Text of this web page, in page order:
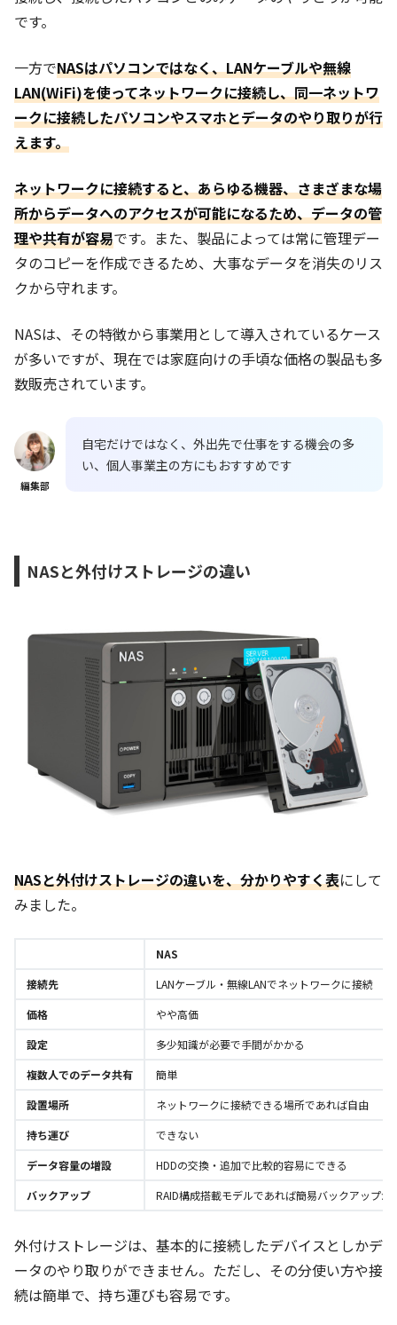
です。
一方でNASはパソコンではなく、LANケーブルや無線
LAN(WiFi)を使ってネットワークに接続し、同一ネットワ
ークに接続したパソコンやスマホとデータのやり取りが行
えます。
ネットワークに接続すると、あらゆる機器、さまざまな場
所からデータへのアクセスが可能になるため、データの管
理や共有が容易です。また、製品によっては常に管理デー
タのコピーを作成できるため、大事なデータを消失のリス
クから守れます。
NASは、その特徴から事業用として導入されているケース
が多いですが、現在では家庭向けの手頃な価格の製品も多
数販売されています。
編集部
自宅だけではなく、外出先で仕事をする機会の多
い、個人事業主の方にもおすすめです
NASと外付けストレージの違い
NASと外付けストレージの違いを、分かりやすく表にして
みました。
NAS
接続先
LANケーブル・無線LANでネットワークに接続
価格
やや高価
設定
多少知識が必要で手間がかかる
複数人でのデータ共有
簡単
設置場所
ネットワークに接続できる場所であれば自由
持ち運び
できない
データ容量の増設
HDDの交換・追加で比較的容易にできる
バックアップ
RAID構成搭載モデルであれば簡易バックアップが
外付けストレージは、基本的に接続したデバイスとしかデ
ータのやり取りができません。ただし、その分使い方や接
続は簡単で、持ち運びも容易です。